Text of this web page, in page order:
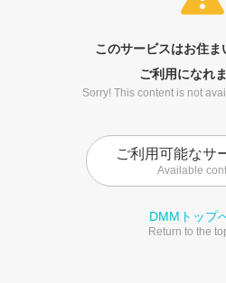
このサービスはお住
ご利用になれま
Sorry! This content is not
ご利用可能なサ
Available
DMMトップ
Return to the